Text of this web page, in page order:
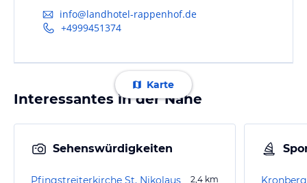
info@landhotel-rappenhof.de
+4999451374
Karte
Interessantes in der Nähe
Sehenswürdigkeiten
Pfingstreiterkirche St. Nikolaus 2,4 km